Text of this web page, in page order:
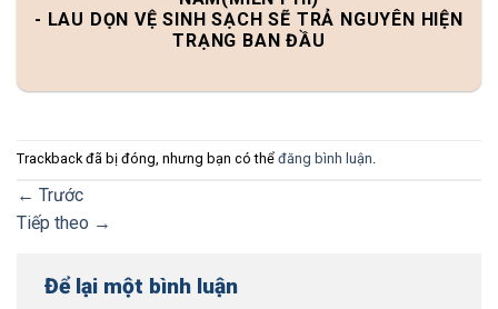
- LAU DỌN VỆ SINH SẠCH SẼ TRẢ NGUYÊN HIỆN
TRẠNG BAN ĐẦU
Trackback đã bị đóng, nhưng bạn có thể đăng bình luận
← Trước
Tiếp theo →
Để lại một bình luận